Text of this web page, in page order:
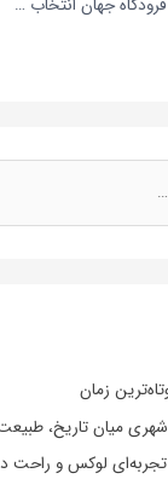
زمان
میان تاریخ،